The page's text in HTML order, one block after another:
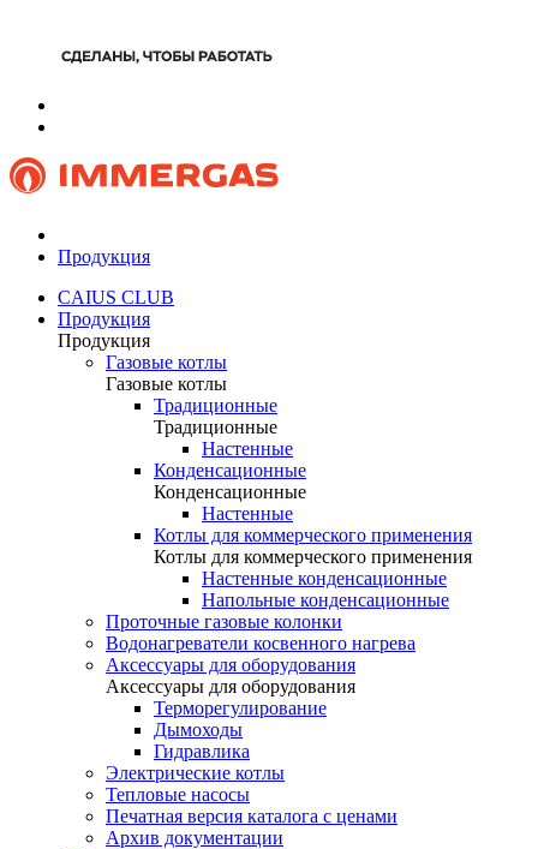
Продукция
CAIUS CLUB
Продукция
Продукция
Газовые котлы
Газовые котлы
Традиционные
Традиционные
Настенные
Конденсационные
Конденсационные
Настенные
Котлы для коммерческого применения
Котлы для коммерческого применения
Настенные конденсационные
Напольные конденсационные
Проточные газовые колонки
Водонагреватели косвенного нагрева
Аксессуары для оборудования
Аксессуары для оборудования
Терморегулирование
Дымоходы
Гидравлика
Электрические котлы
Тепловые насосы
Печатная версия каталога с ценами
Архив документации